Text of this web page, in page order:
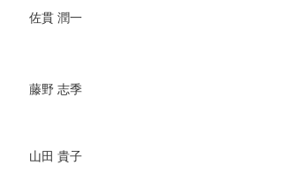
佐貫 潤一
藤野 志季
山田 貴子